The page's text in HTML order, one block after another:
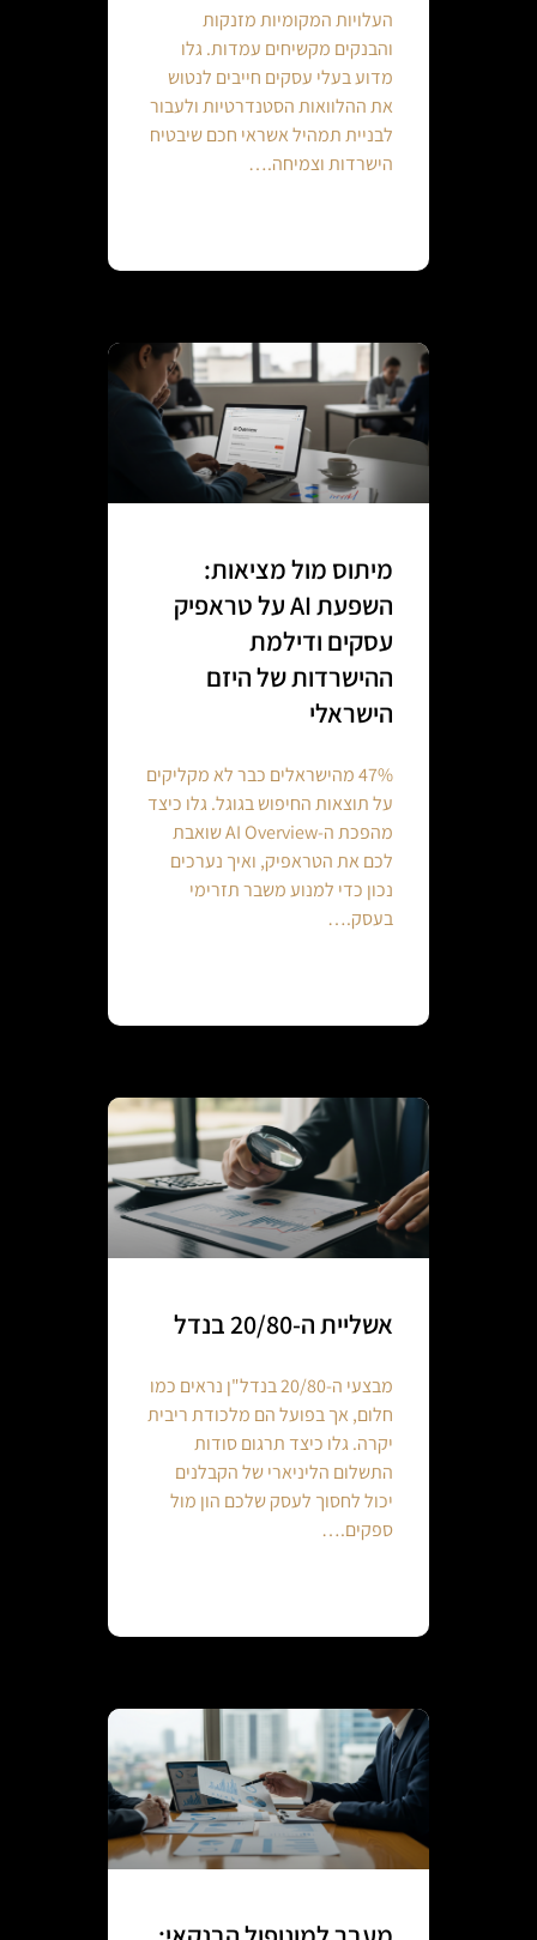
העלויות המקומיות מזנקות
והבנקים מקשיחים עמדות. גלו
מדוע בעלי עסקים חייבים לנטוש
את ההלוואות הסטנדרטיות ולעבור
לבניית תמהיל אשראי חכם שיבטיח
הישרדות וצמיחה.…
מיתוס מול מציאות:
השפעת AI על טראפיק
עסקים ודילמת
ההישרדות של היזם
הישראלי
47% מהישראלים כבר לא מקליקים
על תוצאות החיפוש בגוגל. גלו כיצד
מהפכת ה-AI Overview שואבת
לכם את הטראפיק, ואיך נערכים
נכון כדי למנוע משבר תזרימי
בעסק.…
אשליית ה-20/80 בנדל
מבצעי ה-20/80 בנדל"ן נראים כמו
חלום, אך בפועל הם מלכודת ריבית
יקרה. גלו כיצד תרגום סודות
התשלום הליניארי של הקבלנים
יכול לחסוך לעסק שלכם הון מול
ספקים.…